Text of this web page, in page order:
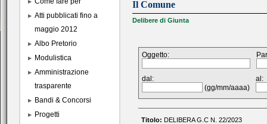
Atti pubblicati fino a
maggio 2012
Albo Pretorio
Modulistica
Amministrazione
trasparente
Bandi & Concorsi
Progetti
Il Comune
Delibere di Giunta
Oggetto:
dal:
(gg/mm/aaaa)
al:
Titolo: DELIBERA G.C N. 22/2023